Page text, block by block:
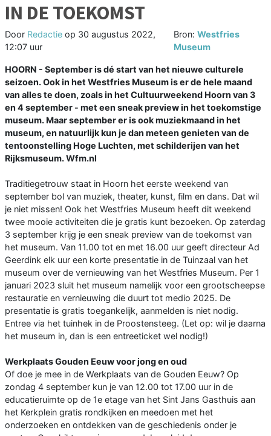
IN DE TOEKOMST
Door Redactie op 30 augustus 2022,
12:07 uur
Bron: Westfries
Museum
HOORN - September is dé start van het nieuwe culturele
seizoen. Ook in het Westfries Museum is er de hele maand
van alles te doen, zoals in het Cultuurweekend Hoorn van 3
en 4 september - met een sneak preview in het toekomstige
museum. Maar september er is ook muziekmaand in het
museum, en natuurlijk kun je dan meteen genieten van de
tentoonstelling Hoge Luchten, met schilderijen van het
Rijksmuseum. Wfm.nl
Traditiegetrouw staat in Hoorn het eerste weekend van
september bol van muziek, theater, kunst, film en dans. Dat wil
je niet missen! Ook het Westfries Museum heeft dit weekend
twee mooie activiteiten die je gratis kunt bezoeken. Op zaterdag
3 september krijg je een sneak preview van de toekomst van
het museum. Van 11.00 tot en met 16.00 uur geeft directeur Ad
Geerdink elk uur een korte presentatie in de Tuinzaal van het
museum over de vernieuwing van het Westfries Museum. Per 1
januari 2023 sluit het museum namelijk voor een grootscheepse
restauratie en vernieuwing die duurt tot medio 2025. De
presentatie is gratis toegankelijk, aanmelden is niet nodig.
Entree via het tuinhek in de Proostensteeg. (Let op: wil je daarna
het museum in, dan is een entreeticket wel nodig!)
Werkplaats Gouden Eeuw voor jong en oud
Of doe je mee in de Werkplaats van de Gouden Eeuw? Op
zondag 4 september kun je van 12.00 tot 17.00 uur in de
educatieruimte op de 1e etage van het Sint Jans Gasthuis aan
het Kerkplein gratis rondkijken en meedoen met het
onderzoeken en ontdekken van de geschiedenis onder je